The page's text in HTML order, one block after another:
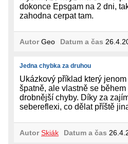
dokonce Epsgam na 2 dni,
zahodna cerpat tam.
AutorGeo Datum a čas
Jedna chybka za druhou
Ukázkový příklad který
špatně, ale vlastně se
drobnější chyby. Díky za
sebereflexi, co dělat příště
Autor Skiák Datum a čas